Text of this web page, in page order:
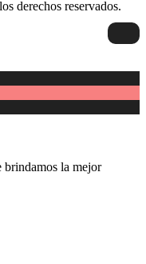
derechos reservados.
brindamos la mejor